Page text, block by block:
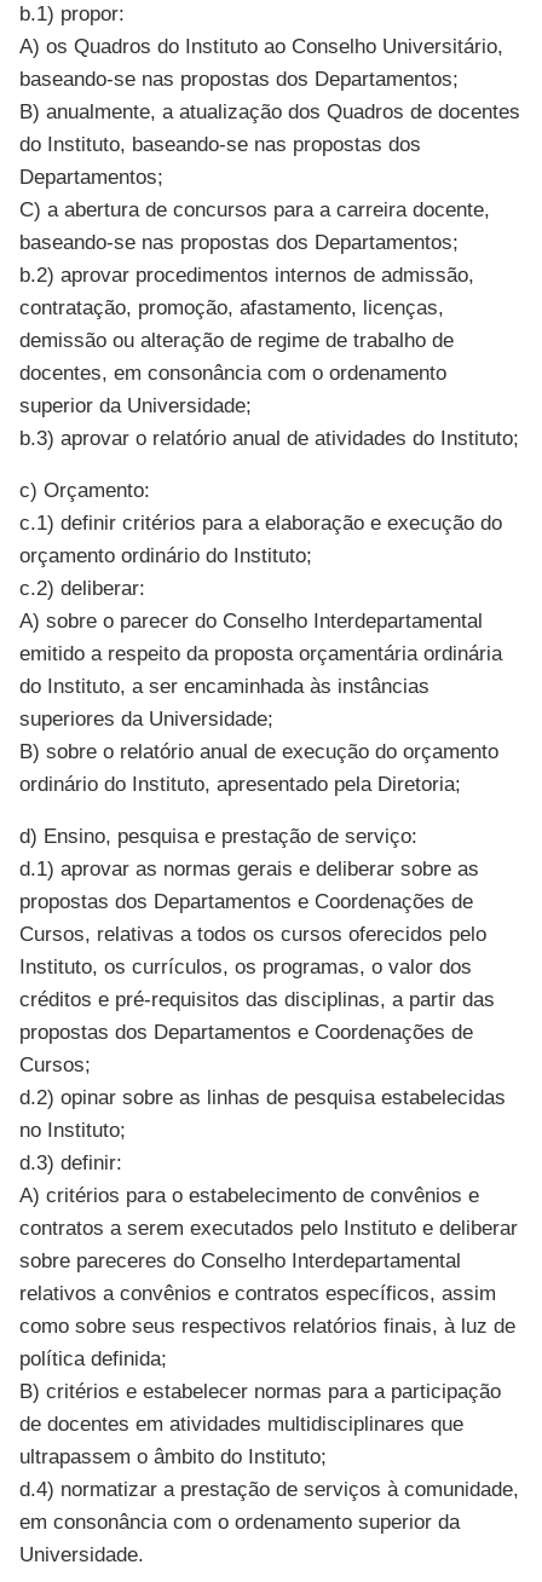
b.1) propor:
A) os Quadros do Instituto ao Conselho Universitário,
baseando-se nas propostas dos Departamentos;
B) anualmente, a atualização dos Quadros de docentes
do Instituto, baseando-se nas propostas dos
Departamentos;
C) a abertura de concursos para a carreira docente,
baseando-se nas propostas dos Departamentos;
b.2) aprovar procedimentos internos de admissão,
contratação, promoção, afastamento, licenças,
demissão ou alteração de regime de trabalho de
docentes, em consonância com o ordenamento
superior da Universidade;
b.3) aprovar o relatório anual de atividades do Instituto;
c) Orçamento:
c.1) definir critérios para a elaboração e execução do
orçamento ordinário do Instituto;
c.2) deliberar:
A) sobre o parecer do Conselho Interdepartamental
emitido a respeito da proposta orçamentária ordinária
do Instituto, a ser encaminhada às instâncias
superiores da Universidade;
B) sobre o relatório anual de execução do orçamento
ordinário do Instituto, apresentado pela Diretoria;
d) Ensino, pesquisa e prestação de serviço:
d.1) aprovar as normas gerais e deliberar sobre as
propostas dos Departamentos e Coordenações de
Cursos, relativas a todos os cursos oferecidos pelo
Instituto, os currículos, os programas, o valor dos
créditos e pré-requisitos das disciplinas, a partir das
propostas dos Departamentos e Coordenações de
Cursos;
d.2) opinar sobre as linhas de pesquisa estabelecidas
no Instituto;
d.3) definir:
A) critérios para o estabelecimento de convênios e
contratos a serem executados pelo Instituto e deliberar
sobre pareceres do Conselho Interdepartamental
relativos a convênios e contratos específicos, assim
como sobre seus respectivos relatórios finais, à luz de
política definida;
B) critérios e estabelecer normas para a participação
de docentes em atividades multidisciplinares que
ultrapassem o âmbito do Instituto;
d.4) normatizar a prestação de serviços à comunidade,
em consonância com o ordenamento superior da
Universidade.